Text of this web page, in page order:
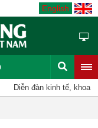
English
Diễn đàn kinh tế, khoa